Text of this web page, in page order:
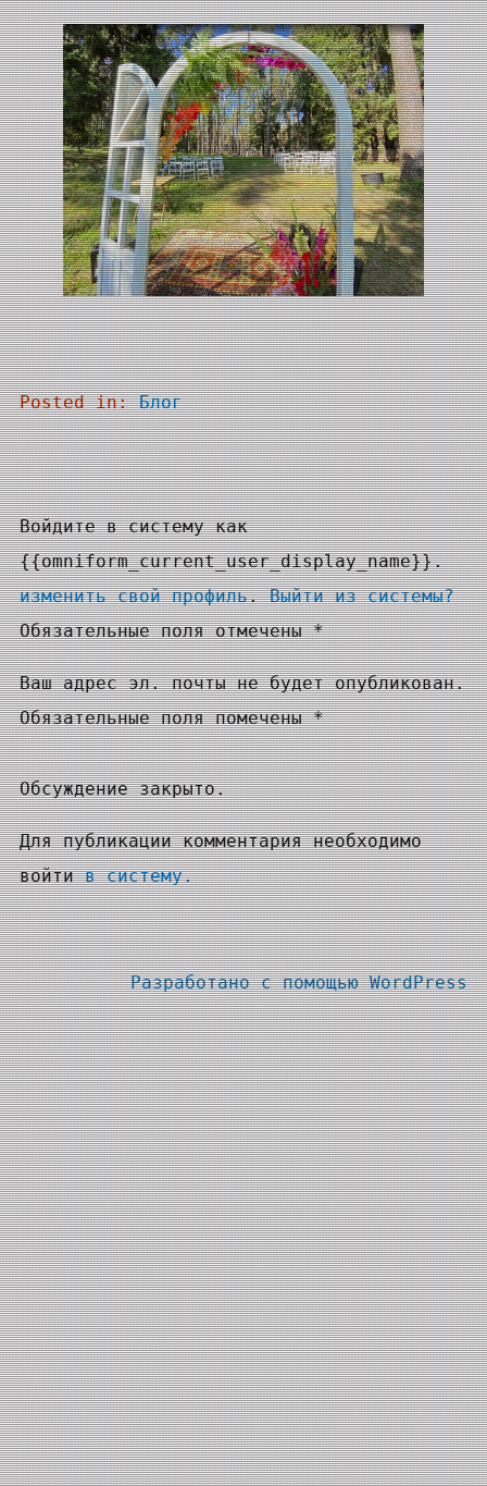
Posted in:Блог
Войдите в систему как
{{omniform_current_user_display_name}}.
изменить свой профиль.Выйти из системы?
Обязательные поля отмечены *
Ваш адрес эл. почты не будет опубликован.
Обязательные поля помечены *
Обсуждение закрыто.
Для публикации комментария необходимо
войтив систему.
Разработано с помощьюWordPress